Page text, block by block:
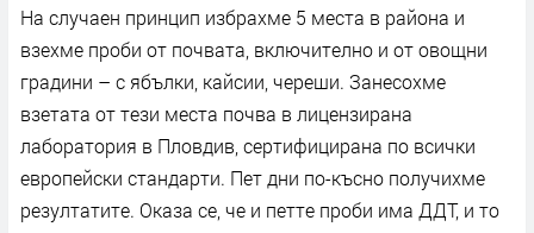
На случаен принцип избрахме 5 места в района и
взехме проби от почвата, включително и от овощни
градини – с ябълки, кайсии, череши. Занесохме
взетата от тези места почва в лицензирана
лаборатория в Пловдив, сертифицирана по всички
европейски стандарти. Пет дни по-късно получихме
резултатите. Оказа се, че и петте проби има ДДТ, и то